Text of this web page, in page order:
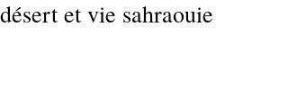
désert et vie sahraouie